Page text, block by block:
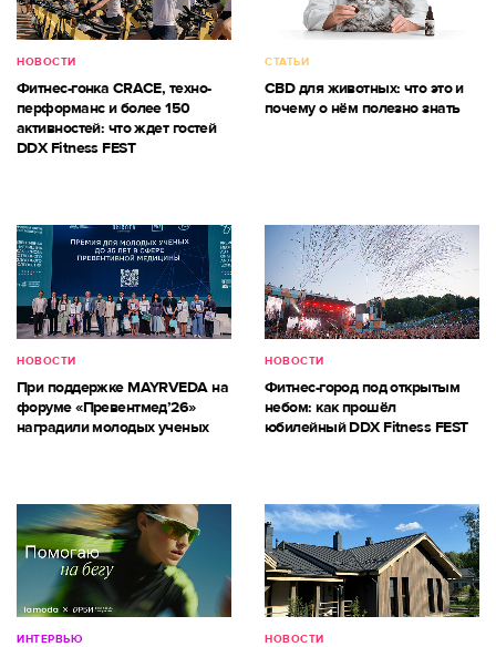
НОВОСТИ
Фитнес-гонка CRACE, техно-
перформанс и более 150
активностей: что ждет гостей
DDX Fitness FEST
СТАТЬИ
CBD для животных: что это и
почему о нём полезно знать
НОВОСТИ
При поддержке MAYRVEDA на
форуме «Превентмед’26»
наградили молодых ученых
НОВОСТИ
Фитнес-город под открытым
небом: как прошёл
юбилейный DDX Fitness FEST
ИНТЕРВЬЮ НОВОСТИ